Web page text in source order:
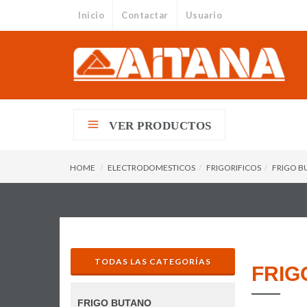
Inicio Contactar Usuario
VER PRODUCTOS
HOME ELECTRODOMESTICOS FRIGORIFICOS FRIGO
TODAS LAS CATEGORÍAS
FRIGO BUTANO